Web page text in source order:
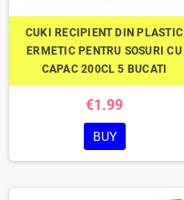
CUKI RECIPIENT DIN PLASTIC
ERMETIC PENTRU SOSURI CU
CAPAC 200CL 5 BUCATI
€1.99
BUY